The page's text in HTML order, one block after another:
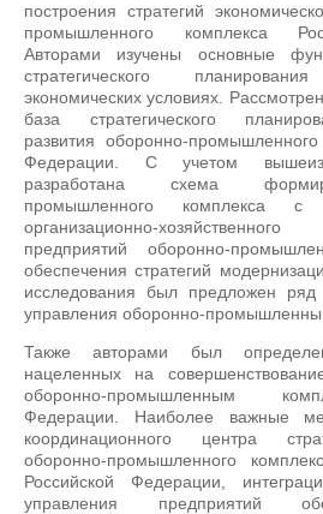
построения стратегий
промышленного комплекса
Авторами изучены основные
стратегического
экономических условиях.
база стратегического
развития оборонно-
Федерации. С учетом
разработана схема
промышленного комплекса с
организационно-
предприятий оборонно-
обеспечения стратегий
исследования был предложен
управления оборонно-
Также авторами был
нацеленных на
оборонно-промышленным
Федерации. Наиболее важные
координационного центра
оборонно-промышленного
Российской Федерации,
управления предприятий